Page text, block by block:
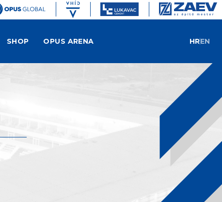
SHOP OPUS ARENA HREN